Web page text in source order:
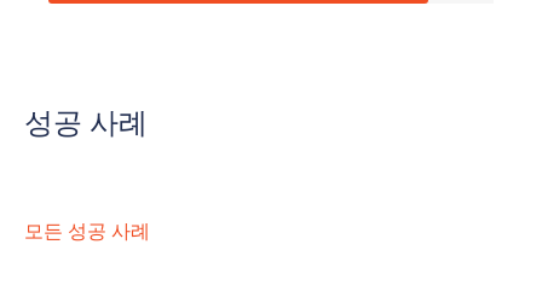
성공 사례
모든 성공 사례